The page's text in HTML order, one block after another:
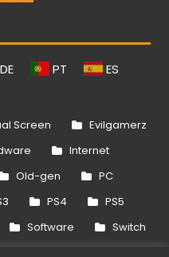
DE PT ES
Screen
Evilgamerz
Internet
Old-gen
PC
PS4
PS5
Software
Switch